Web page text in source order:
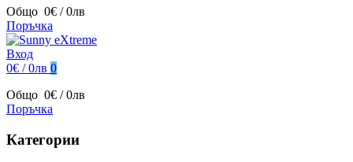
Общо 0€ / 0лв
Поръчка
Вход
0€ / 0лв 0
Общо 0€ / 0лв
Поръчка
Категории